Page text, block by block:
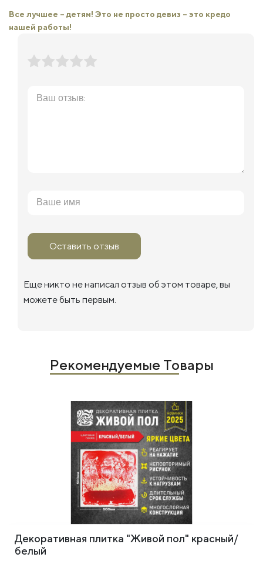
Все лучшее – детям! Это не просто девиз – это кредо
нашей работы!
Оставить отзыв
Еще никто не написал отзыв об этом товаре, вы
можете быть первым.
Рекомендуемые Товары
Декоративная плитка "Живой пол" красный/
белый